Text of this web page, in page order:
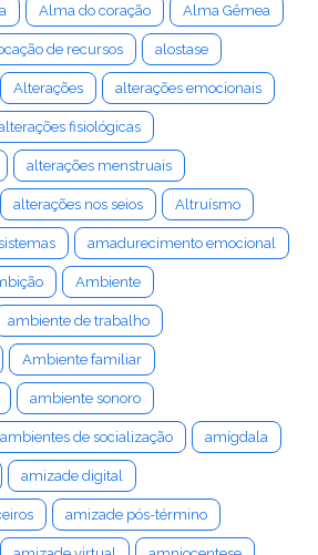
Alma do coração Alma Gêmea
de recursos alostase
Alterações alterações emocionais
fisiológicas
alterações menstruais
alterações nos seios Altruísmo
amadurecimento emocional
Ambiente
ambiente de trabalho
Ambiente familiar
ambiente sonoro
ambientes de socialização amígdala
amizade digital
amizade pós-término